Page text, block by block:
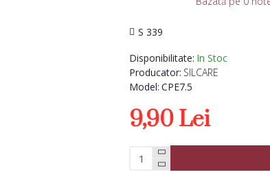
Disponibilitate: In Stoc
Producator: SILCARE
Model: CPE7.5
S 339
9,90 Lei